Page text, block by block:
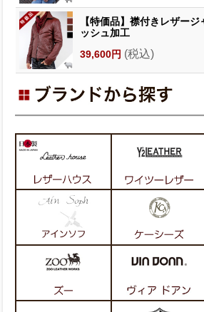
【特価品】襟付きレザー
ッシュ加工
39,600円 (税込)